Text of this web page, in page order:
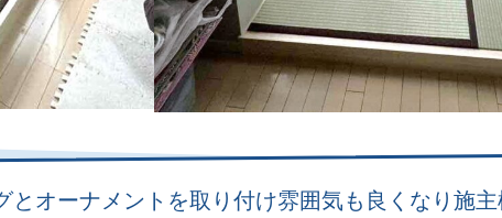
オーナメントを取り付け雰囲気も良くなり施主